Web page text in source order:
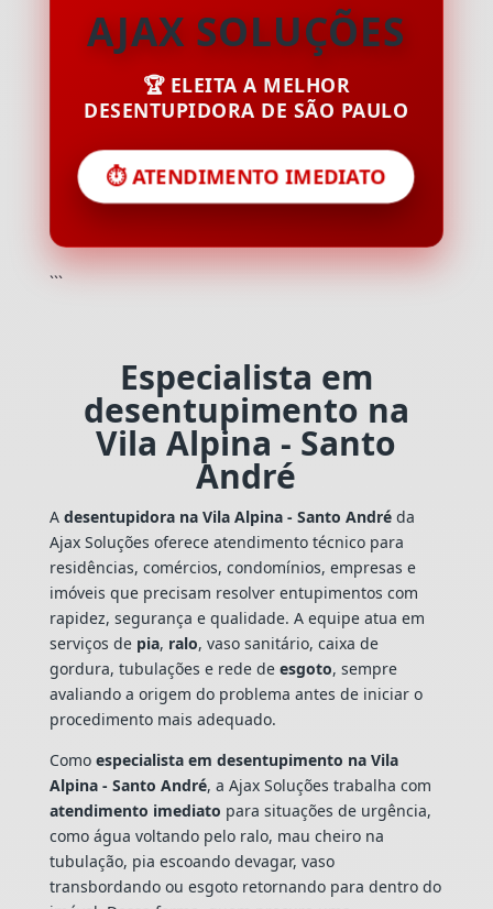
AJAX SOLUÇÕES
🏆 ELEITA A MELHOR
DESENTUPIDORA DE SÃO PAULO
⏱️ ATENDIMENTO IMEDIATO
```
Especialista em
desentupimento na
Vila Alpina - Santo
André
A desentupidora na Vila Alpina - Santo Andréda
Ajax Soluções oferece atendimento técnico para
residências, comércios, condomínios, empresas e
imóveis que precisam resolver entupimentos com
rapidez, segurança e qualidade. A equipe atua em
serviços de pia, ralo, vaso sanitário, caixa de
gordura, tubulações e rede de esgoto, sempre
avaliando a origem do problema antes de iniciar o
procedimento mais adequado.
Como especialista em desentupimento na Vila
Alpina - Santo André, a Ajax Soluções trabalha com
atendimento imediato para situações de urgência,
como água voltando pelo ralo, mau cheiro na
tubulação, pia escoando devagar, vaso
transbordando ou esgoto retornando para dentro do